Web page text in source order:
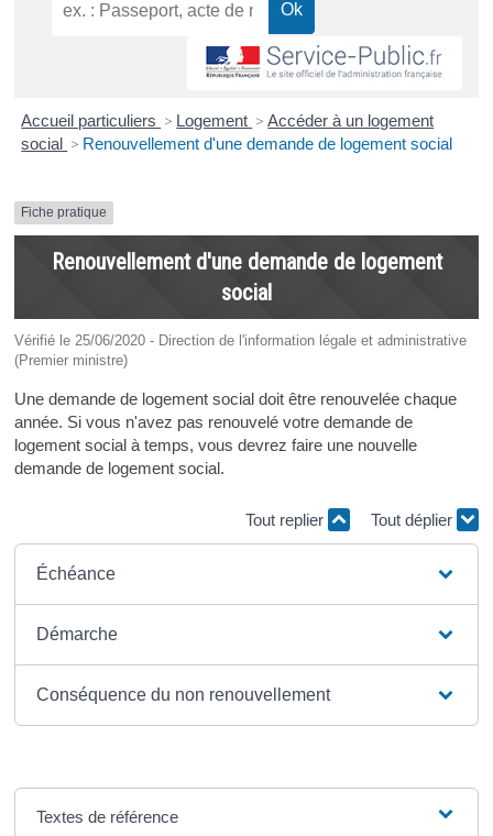
Accueil particuliers > Logement > Accéder à un logement
social > Renouvellement d'une demande de logement social
Fiche pratique
Renouvellement d'une demande de logement
social
Vérifié le 25/06/2020 - Direction de l'information légale et administrative
(Premier ministre)
Une demande de logement social doit être renouvelée chaque
année. Si vous n'avez pas renouvelé votre demande de
logement social à temps, vous devrez faire une nouvelle
demande de logement social.
Tout replier Tout déplier
Échéance
Démarche
Conséquence du non renouvellement
Textes de référence